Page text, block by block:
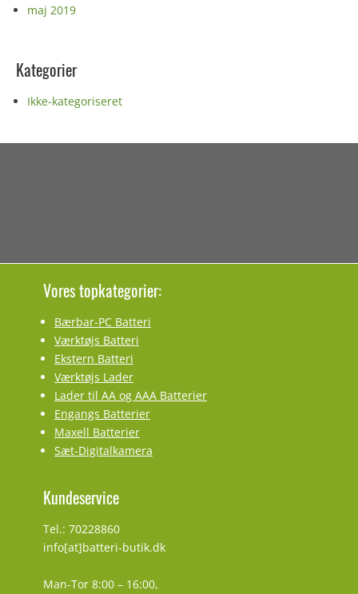
maj 2019
Kategorier
Ikke-kategoriseret
Vores topkategorier:
Bærbar-PC Batteri
Værktøjs Batteri
Ekstern Batteri
Værktøjs Lader
Lader til AA og AAA Batterier
Engangs Batterier
Maxell Batterier
Sæt-Digitalkamera
Kundeservice
Tel.: 70228860
info[at]batteri-butik.dk
Man-Tor 8:00 – 16:00,